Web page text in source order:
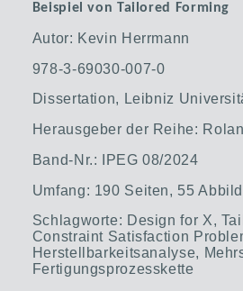
Beispiel von Tailored Forming
Autor: Kevin Herrmann
978-3-69030-007-0
Dissertation, Leibniz
Herausgeber der Reihe:
Band-Nr.: IPEG 08/2024
Umfang: 190 Seiten, 55
Schlagworte: Design for X,
Constraint Satisfaction
Herstellbarkeitsanalyse,
Fertigungsprozesskette